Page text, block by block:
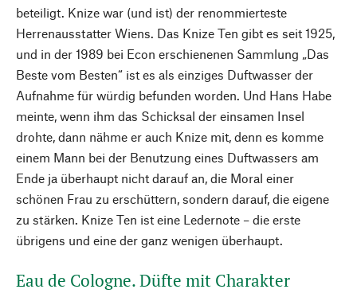
beteiligt. Knize war (und ist) der renommierteste
Herrenausstatter Wiens. Das Knize Ten gibt es seit 1925,
und in der 1989 bei Econ erschienenen Sammlung „Das
Beste vom Besten“ ist es als einziges Duftwasser der
Aufnahme für würdig befunden worden. Und Hans Habe
meinte, wenn ihm das Schicksal der einsamen Insel
drohte, dann nähme er auch Knize mit, denn es komme
einem Mann bei der Benutzung eines Duftwassers am
Ende ja überhaupt nicht darauf an, die Moral einer
schönen Frau zu erschüttern, sondern darauf, die eigene
zu stärken. Knize Ten ist eine Ledernote – die erste
übrigens und eine der ganz wenigen überhaupt.
Eau de Cologne. Düfte mit Charakter